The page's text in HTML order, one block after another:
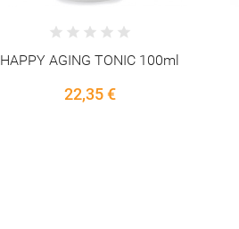
SAUCE TOMATE BASILIC 340g
3,95 €